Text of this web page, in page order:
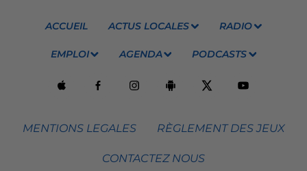
ACCUEIL ACTUS LOCALES RADIO
EMPLOI AGENDA PODCASTS
MENTIONS LEGALES RÈGLEMENT DES JEUX
CONTACTEZ NOUS